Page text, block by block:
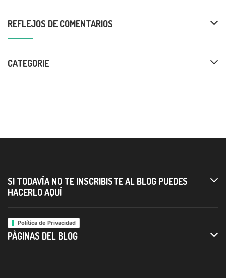
REFLEJOS DE COMENTARIOS
CATEGORIE
SI TODAVÍA NO TE INSCRIBISTE AL BLOG PUEDES
HACERLO AQUÍ
Política de Privacidad
PÀGINAS DEL BLOG